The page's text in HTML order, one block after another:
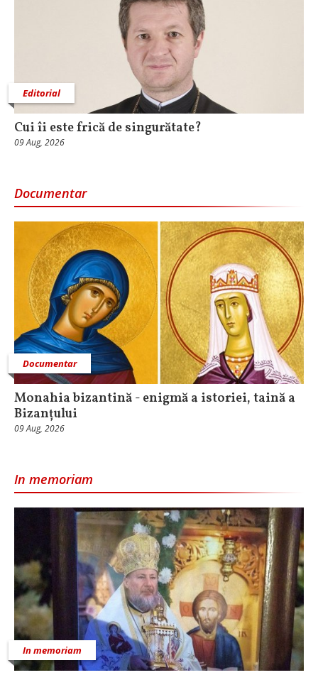
Editorial
Cui îi este frică de singurătate?
09 Aug, 2026
Documentar
Documentar
Monahia bizantină - enigmă a istoriei, taină a
Bizanțului
09 Aug, 2026
In memoriam
In memoriam